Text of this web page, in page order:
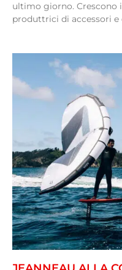
ultimo giorno. Crescono
produttrici di accessori